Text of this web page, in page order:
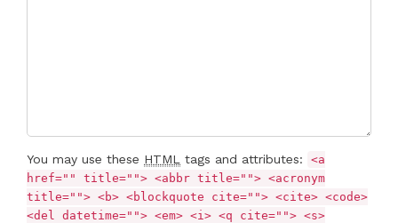
You may use these HTML tags and attributes:
<a
href="" title=""> <abbr title=""> <acronym
title=""> <b> <blockquote cite=""> <cite> <code>
<del datetime=""> <em> <i> <q cite=""> <s>